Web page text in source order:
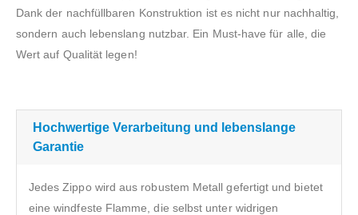
Dank der nachfüllbaren Konstruktion ist es nicht nur nachhaltig,
sondern auch lebenslang nutzbar. Ein Must-have für alle, die
Wert auf Qualität legen!
Hochwertige Verarbeitung und lebenslange
Garantie
Jedes Zippo wird aus robustem Metall gefertigt und bietet
eine windfeste Flamme, die selbst unter widrigen